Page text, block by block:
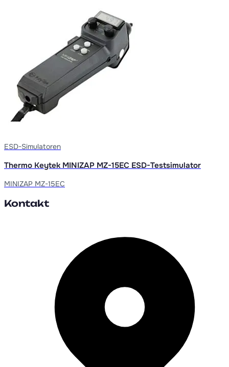
ESD-Simulatoren
Thermo Keytek MINIZAP MZ-15EC ESD-Testsimulator
MINIZAP MZ-15EC
Kontakt